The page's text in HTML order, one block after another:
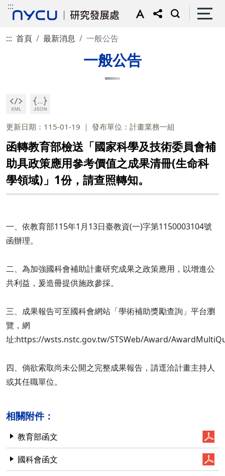
:::
::: 首頁 最新消息 一般公告
一般公告
更新日期：115-01-19 發布單位：計畫業務一組
函轉教育部檢送「國家科學及技術委員會補
助具政策應用參考價值之成果清冊(生命科
學領域)」1份，請查照轉知。
一、依教育部115年1月13日臺教資(一)字第1150003104號
函辦理。
二、為加強國科會補助計畫研究成果之政策應用，以增進公
共利益，爰造冊提供施政參採。
三、成果報告可至國科會網站「學術補助獎勵查詢」平台瀏
覽，網
址:https://wsts.nstc.gov.tw/STSWeb/Award/
四、倘欲索取尚未公開之完整成果報告，請逕洽計畫主持人
或其任職單位。
相關附件：
教育部函文
國科會函文